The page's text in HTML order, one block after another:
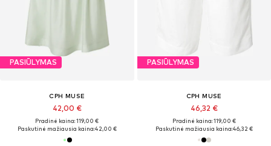
PASIŪLYMAS
CPH MUSE
42,00 €
Pradinė kaina: 119,00 €
Paskutinė mažiausia kaina:42,00 €
PASIŪLYMAS
CPH MUSE
46,32 €
Pradinė kaina: 119,00 €
Paskutinė mažiausia kaina:46,32 €